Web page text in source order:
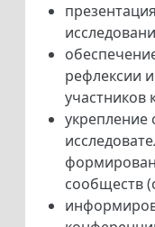
рефлексии
участников
укрепление
сообществ